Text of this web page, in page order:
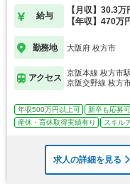
給与
【月収】30.3
【年収】470万
勤務地 大阪府 枚方市
アクセス
京阪本線 枚方市駅
京阪交野線 枚方
年収500万円以上可 新卒も応募
産休・育休取得実績有り
スキル
求人の詳細を見る